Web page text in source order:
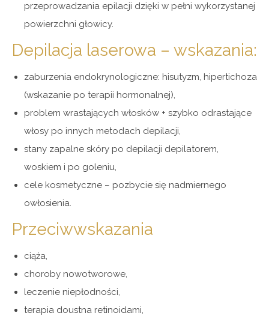
przeprowadzania epilacji dzięki w pełni wykorzystanej
powierzchni głowicy.
Depilacja laserowa – wskazania:
zaburzenia endokrynologiczne: hisutyzm, hipertichoza
(wskazanie po terapii hormonalnej),
problem wrastających włosków + szybko odrastające
włosy po innych metodach depilacji,
stany zapalne skóry po depilacji depilatorem,
woskiem i po goleniu,
cele kosmetyczne – pozbycie się nadmiernego
owłosienia.
Przeciwwskazania
ciąża,
choroby nowotworowe,
leczenie niepłodności,
terapia doustna retinoidami,